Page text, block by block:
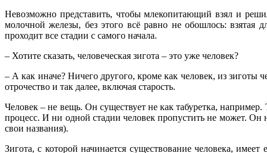
Невозможно представить, чтобы млекопитающий взял и
молочной железы, без этого всё равно не обошлось: взятая
проходит все стадии с самого начала.
– Хотите сказать, человеческая зигота – это уже человек?
– А как иначе? Ничего другого, кроме как человек, из зиготы
отрочество и так далее, включая старость.
Человек – не вещь. Он существует не как табуретка,
процесс. И ни одной стадии человек пропустить не может. Он
свои названия).
Зигота, с которой начинается существование человека,